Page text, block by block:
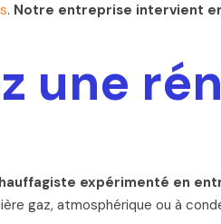
. Notre entreprise intervient
une
expérimenté en
gaz, atmosphérique ou à